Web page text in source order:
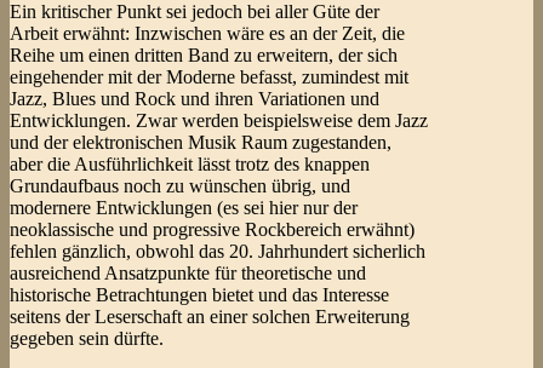
Ein kritischer Punkt sei jedoch bei aller Güte der
Arbeit erwähnt: Inzwischen wäre es an der Zeit, die
Reihe um einen dritten Band zu erweitern, der sich
eingehender mit der Moderne befasst, zumindest mit
Jazz, Blues und Rock und ihren Variationen und
Entwicklungen. Zwar werden beispielsweise dem Jazz
und der elektronischen Musik Raum zugestanden,
aber die Ausführlichkeit lässt trotz des knappen
Grundaufbaus noch zu wünschen übrig, und
modernere Entwicklungen (es sei hier nur der
neoklassische und progressive Rockbereich erwähnt)
fehlen gänzlich, obwohl das 20. Jahrhundert sicherlich
ausreichend Ansatzpunkte für theoretische und
historische Betrachtungen bietet und das Interesse
seitens der Leserschaft an einer solchen Erweiterung
gegeben sein dürfte.